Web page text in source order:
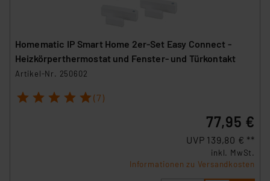
Homematic IP Smart Home 2er-Set Easy Connect -
Heizkörperthermostat und Fenster- und Türkontakt
Artikel-Nr. 250602
1 2 3 4 5 (7)
77,95 €
UVP 139,80 € **
inkl. MwSt.
Informationen zu Versandkosten